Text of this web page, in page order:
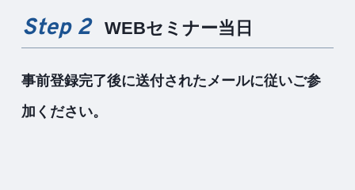
Step 2 WEBセミナー当日
事前登録完了後に送付されたメールに従いご参
加ください。